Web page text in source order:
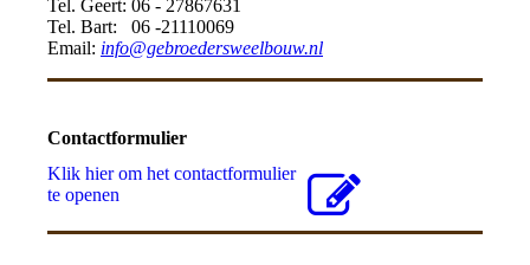
Tel. Geert: 06 - 27867631
Tel. Bart: 06 -21110069
Email: info@gebroedersweelbouw.nl
Contactformulier
Klik hier om het contactformulier
te openen